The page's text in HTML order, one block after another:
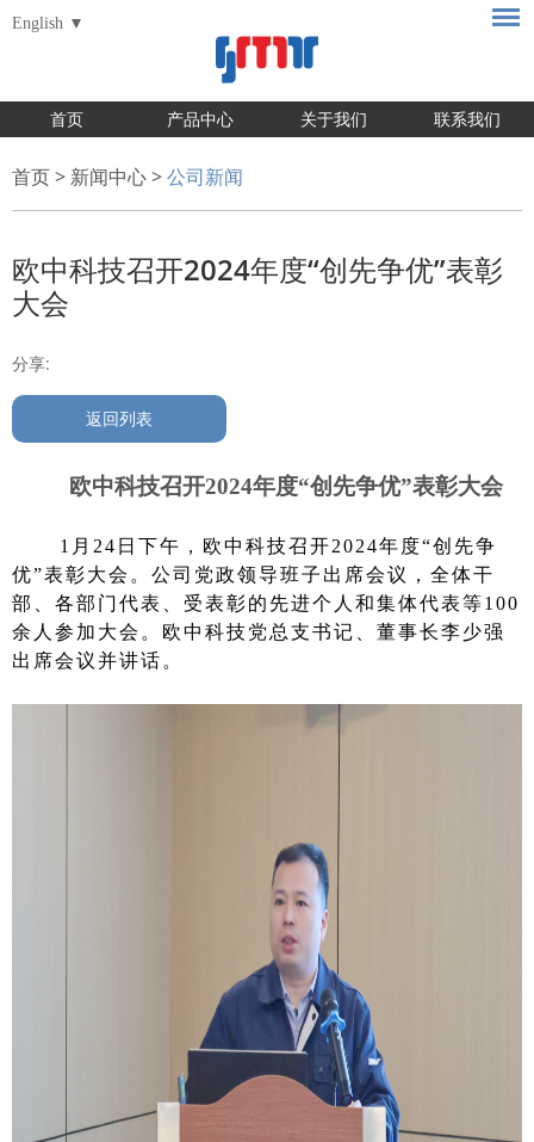
English
首页 产品中心 关于我们 联系我们
首页>新闻中心>公司新闻
欧中科技召开2024年度“创先争优”表彰
大会
分享:
返回列表
欧中科技召开2024年度“创先争优”表彰大会
1 月24日下午，欧中科技召开2024年度“创先争
优”表彰大会。公司党政领导班子出席会议，全体干
部、各部门代表、受表彰的先进个人和集体代表等100
余人参加大会。欧中科技党总支书记、董事长李少强
出席会议并讲话。